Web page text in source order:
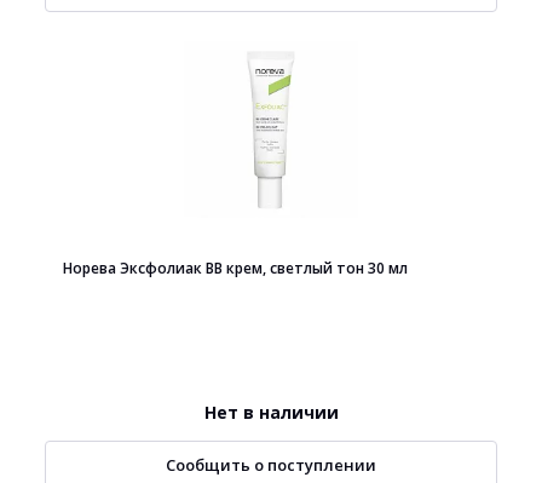
Норева Эксфолиак ВВ крем, светлый тон 30 мл
Нет в наличии
Сообщить о поступлении